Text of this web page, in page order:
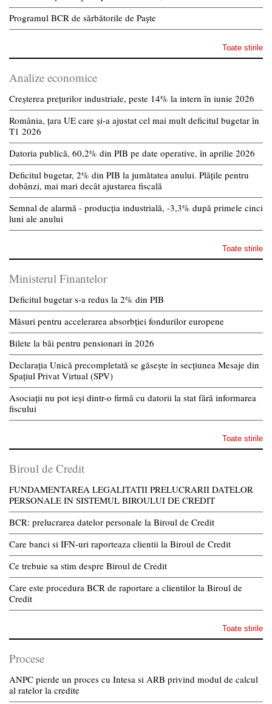
Programul BCR de sărbătorile de Paște
Toate stirile
Analize economice
Creșterea prețurilor industriale, peste 14% la intern în iunie 2026
România, țara UE care și-a ajustat cel mai mult deficitul bugetar în
T1 2026
Datoria publică, 60,2% din PIB pe date operative, în aprilie 2026
Deficitul bugetar, 2% din PIB la jumătatea anului. Plățile pentru
dobânzi, mai mari decât ajustarea fiscală
Semnal de alarmă - producția industrială, -3,3% după primele cinci
luni ale anului
Toate stirile
Ministerul Finantelor
Deficitul bugetar s-a redus la 2% din PIB
Măsuri pentru accelerarea absorbției fondurilor europene
Bilete la băi pentru pensionari în 2026
Declarația Unică precompletată se găsește în secțiunea Mesaje din
Spațiul Privat Virtual (SPV)
Asociații nu pot ieși dintr-o firmă cu datorii la stat fără informarea
fiscului
Toate stirile
Biroul de Credit
FUNDAMENTAREA LEGALITATII PRELUCRARII DATELOR
PERSONALE IN SISTEMUL BIROULUI DE CREDIT
BCR: prelucrarea datelor personale la Biroul de Credit
Care banci si IFN-uri raporteaza clientii la Biroul de Credit
Ce trebuie sa stim despre Biroul de Credit
Care este procedura BCR de raportare a clientilor la Biroul de
Credit
Toate stirile
Procese
ANPC pierde un proces cu Intesa si ARB privind modul de calcul
al ratelor la credite